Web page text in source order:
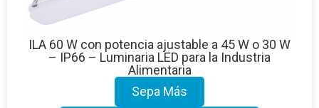
ILA 60 W con potencia ajustable a 45 W o 30 W
– IP66 – Luminaria LED para la Industria
Alimentaria
Sepa Más